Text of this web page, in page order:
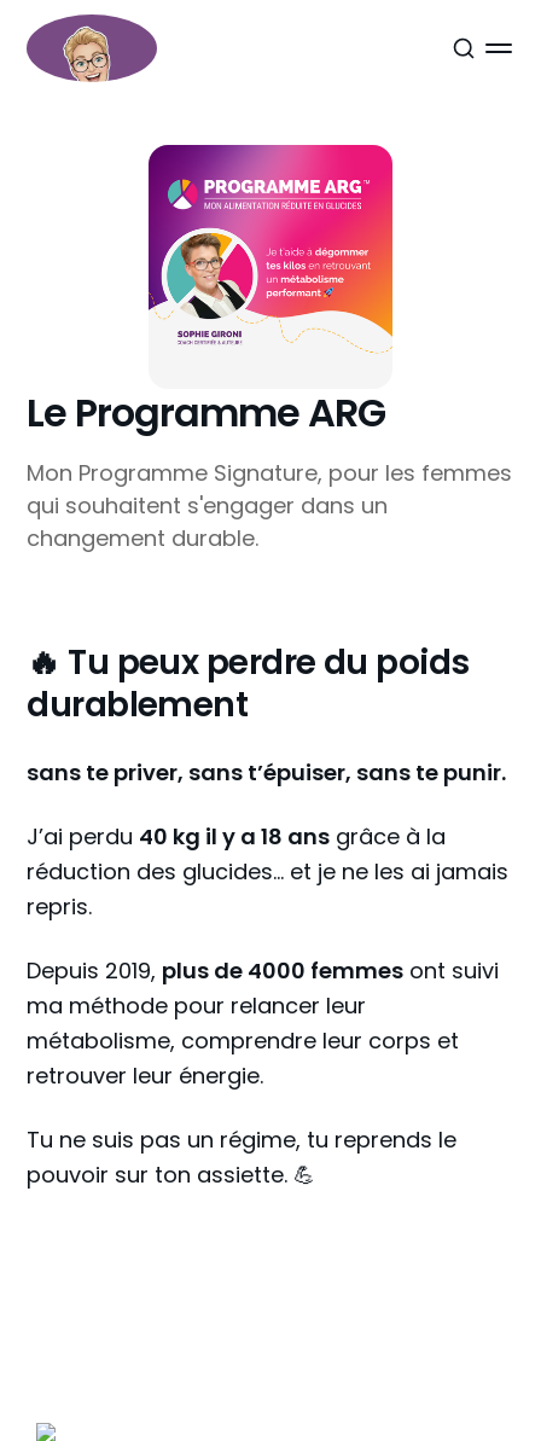
Le Programme ARG
Mon Programme Signature, pour les femmes
qui souhaitent s'engager dans un
changement durable.
🔥 Tu peux perdre du poids
durablement
sans te priver, sans t’épuiser, sans te punir.
J’ai perdu 40 kg il y a 18 ans grâce à la
réduction des glucides... et je ne les ai jamais
repris.
Depuis 2019, plus de 4000 femmes ont suivi
ma méthode pour relancer leur
métabolisme, comprendre leur corps et
retrouver leur énergie.
Tu ne suis pas un régime, tu reprends le
pouvoir sur ton assiette. 💪